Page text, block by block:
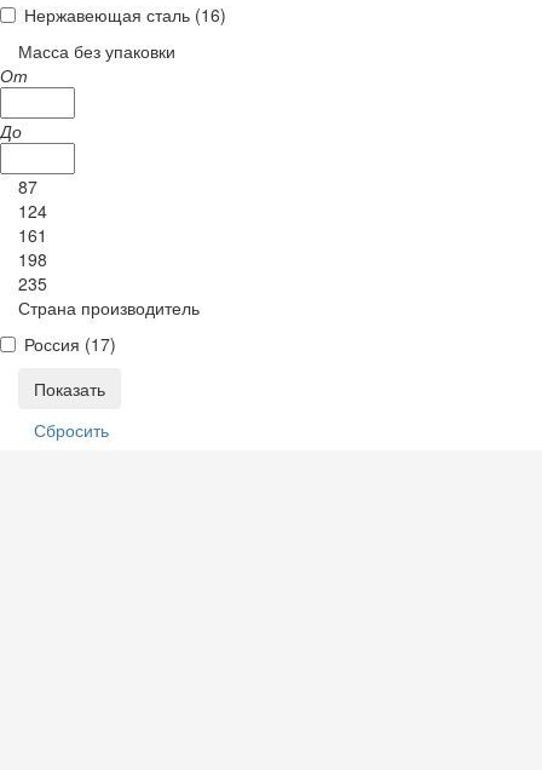
Нержавеющая сталь (16)
Масса без упаковки
От
До
87
124
161
198
235
Страна производитель
Россия (17)